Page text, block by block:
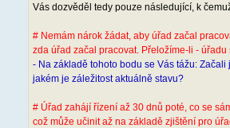
Vás dozvěděl tedy pouze následující, k
# Nemám nárok žádat, aby úřad začal
zda úřad začal pracovat. Přeložíme-li - úřadu
- Na základě tohoto bodu se Vás tážu:
jakém je záležitost aktuálně stavu?
# Úřad zahájí řízení až 30 dnů poté, co se
což může učinit až na základě zjištění pro